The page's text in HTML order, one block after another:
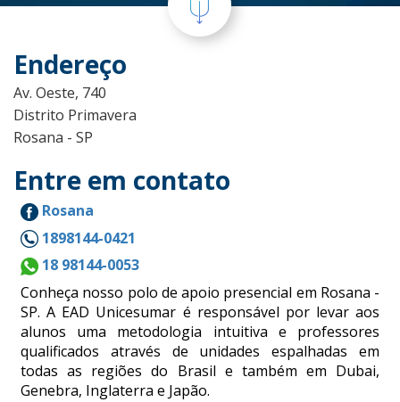
Endereço
Av. Oeste, 740
Distrito Primavera
Rosana - SP
Entre em contato
Rosana
1898144-0421
18 98144-0053
Conheça nosso polo de apoio presencial em Rosana -
SP. A EAD Unicesumar é responsável por levar aos
alunos uma metodologia intuitiva e professores
qualificados através de unidades espalhadas em
todas as regiões do Brasil e também em Dubai,
Genebra, Inglaterra e Japão.